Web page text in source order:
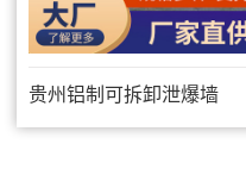
贵州铝制可拆卸泄爆墙